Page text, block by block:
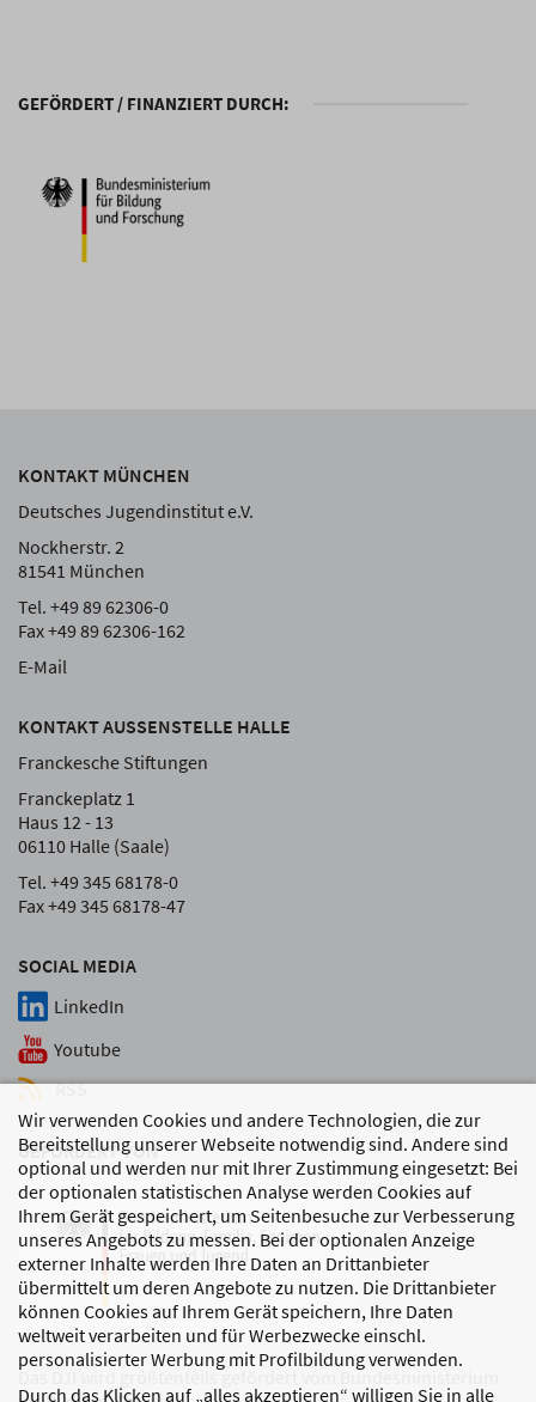
Wir verwenden Cookies und andere Technologien, die zur
Bereitstellung unserer Webseite notwendig sind. Andere sind
optional und werden nur mit Ihrer Zustimmung eingesetzt: Bei
der optionalen statistischen Analyse werden Cookies auf
Ihrem Gerät gespeichert, um Seitenbesuche zur Verbesserung
unseres Angebots zu messen. Bei der optionalen Anzeige
externer Inhalte werden Ihre Daten an Drittanbieter
übermittelt um deren Angebote zu nutzen. Die Drittanbieter
können Cookies auf Ihrem Gerät speichern, Ihre Daten
weltweit verarbeiten und für Werbezwecke einschl.
personalisierter Werbung mit Profilbildung verwenden.
Durch das Klicken auf „alles akzeptieren“ willigen Sie in alle
GEFÖRDERT / FINANZIERT DURCH:
SOCIAL MEDIA
LinkedIn
Youtube
RSS
KONTAKT MÜNCHEN
Deutsches Jugendinstitut e.V.
Nockherstr. 2
81541 München
Tel. +49 89 62306-0
Fax +49 89 62306-162
E-Mail
KONTAKT AUSSENSTELLE HALLE
Franckesche Stiftungen
Franckeplatz 1
Haus 12 - 13
06110 Halle (Saale)
Tel. +49 345 68178-0
Fax +49 345 68178-47
GEFÖRDERT VON
Das DJI wird größtenteils gefördert vom Bundesministerium